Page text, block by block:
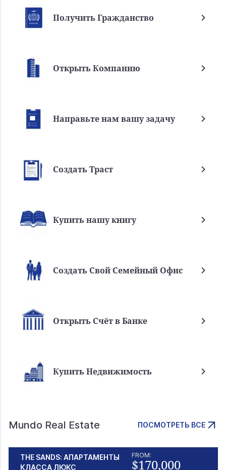
Получить Гражданство
Открыть Компанию
Направьте нам вашу задачу
Создать Траст
Купить нашу книгу
Создать Свой Семейный Офис
Открыть Счёт в Банке
Купить Недвижимость
Mundo Real Estate ПОСМОТРЕТЬ ВСЕ
THE SANDS: АПАРТАМЕНТЫ
КЛАССА ЛЮКС
FROM:
$170,000